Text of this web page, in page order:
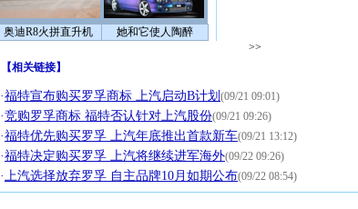
奥迪R8火拼直升机 她和它使人陶醉
>>
【相关链接】
·福特宣布购买罗孚商标 上汽启动B计划 (09/21 09:01)
·竞购罗孚商标 福特否认针对上汽股份(09/21 09:26)
·福特优先购买罗孚 上汽年底推出首款新车(09/21 13:12)
·福特决定购买罗孚 上汽将继续进军海外(09/22 09:26)
·上汽选择放弃罗孚 自主品牌10月如期公布(09/22 08:54)